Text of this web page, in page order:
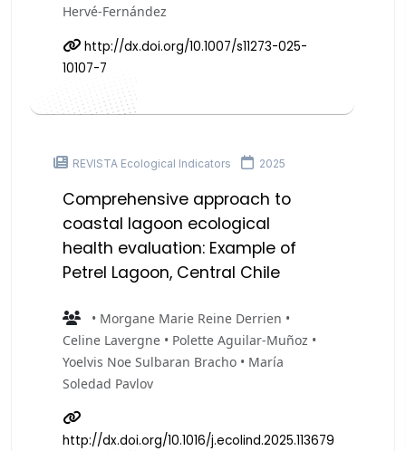
Hervé‑Fernández
http://dx.doi.org/10.1007/s11273-025-
10107-7
REVISTA Ecological Indicators 2025
Comprehensive approach to
coastal lagoon ecological
health evaluation: Example of
Petrel Lagoon, Central Chile
• Morgane Marie Reine Derrien •
Celine Lavergne • Polette Aguilar-Muñoz •
Yoelvis Noe Sulbaran Bracho • María
Soledad Pavlov
http://dx.doi.org/10.1016/j.ecolind.2025.113679